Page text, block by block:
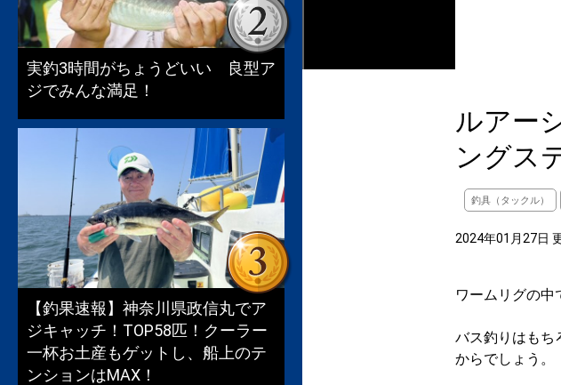
ルアー
ングス
釣具（タックル）
2024年01月27日
ワームリグの中
バス釣りはもち
からでしょう。
実釣3時間がちょうどいい 良型ア
ジでみんな満足！
【釣果速報】神奈川県政信丸でア
ジキャッチ！TOP58匹！クーラー
一杯お土産もゲットし、船上のテ
ンションはMAX！